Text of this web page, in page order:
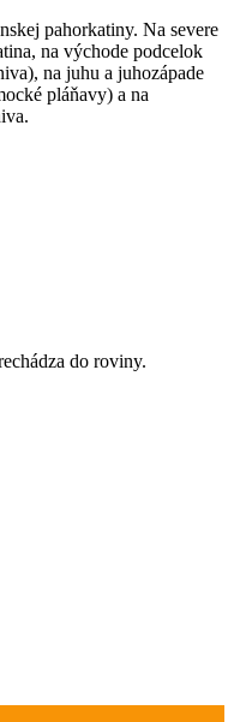
pahorkatiny. Na severe
na východe podcelok
na juhu a juhozápade
pláňavy) a na
do roviny.